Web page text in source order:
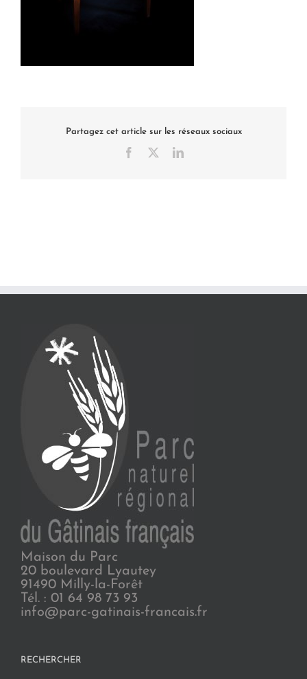
Partagez cet article sur les réseaux sociaux
Facebook LinkedIn
Maison du Parc
20 boulevard Lyautey
91490 Milly-la-Forêt
Tél. : 01 64 98 73 93
info@parc-gatinais-francais.fr
RECHERCHER